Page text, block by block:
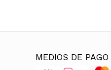
MEDIOS DE PAGO